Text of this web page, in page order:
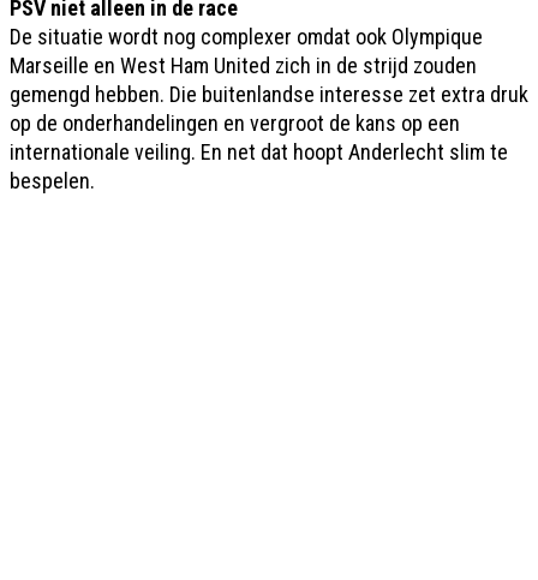
PSV niet alleen in de race
De situatie wordt nog complexer omdat ook Olympique
Marseille en West Ham United zich in de strijd zouden
gemengd hebben. Die buitenlandse interesse zet extra druk
op de onderhandelingen en vergroot de kans op een
internationale veiling. En net dat hoopt Anderlecht slim te
bespelen.